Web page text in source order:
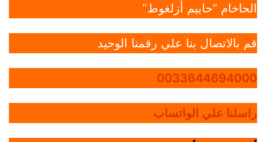
الحاخام “حاييم أزلغوط”
قم بالاتصال بنا علي رقمنا الوحيد
0033644694000
راسلنا علي الواتساب